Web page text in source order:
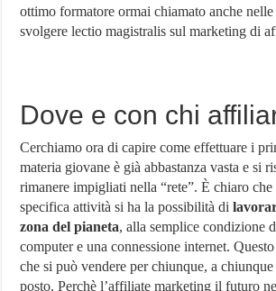
ottimo formatore ormai chiamato anche
svolgere lectio magistralis sul marketing di
Dove e con chi
Cerchiamo ora di capire come effettuare i
materia giovane è già abbastanza vasta e si
rimanere impigliati nella “rete”. È chiaro che
specifica attività si ha la possibilità di
zona del pianeta, alla semplice condizione
computer e una connessione internet.
che si può vendere per chiunque, a chiunque
posto. Perchè l’affiliate marketing il futuro